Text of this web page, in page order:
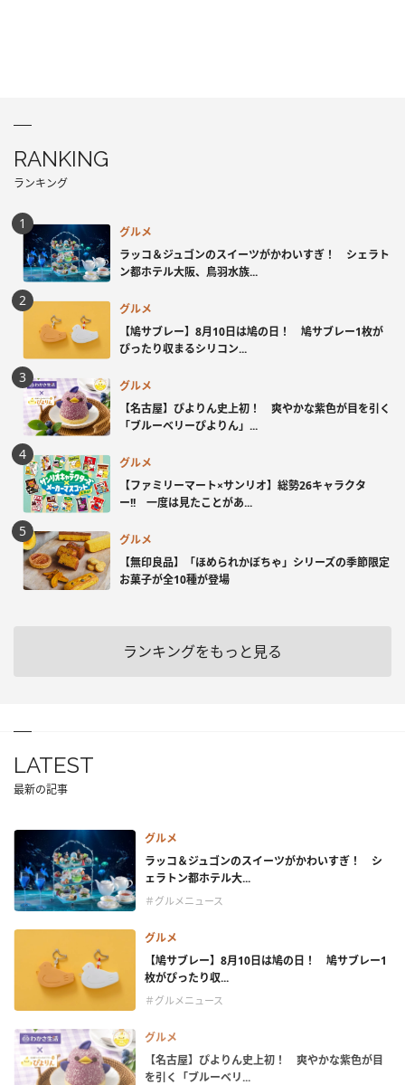
RANKING
ランキング
グルメ
ラッコ＆ジュゴンのスイーツがかわいすぎ！ シェラト
ン都ホテル大阪、鳥羽水族...
グルメ
【鳩サブレー】8月10日は鳩の日！ 鳩サブレー1枚が
ぴったり収まるシリコン...
グルメ
【名古屋】ぴよりん史上初！ 爽やかな紫色が目を引く
「ブルーベリーぴよりん」...
グルメ
【ファミリーマート×サンリオ】総勢26キャラクタ
ー!! 一度は見たことがあ...
グルメ
【無印良品】「ほめられかぼちゃ」シリーズの季節限定
お菓子が全10種が登場
ランキングをもっと見る
LATEST
最新の記事
グルメ
ラッコ＆ジュゴンのスイーツがかわいすぎ！ シ
ェラトン都ホテル大...
＃グルメニュース
グルメ
【鳩サブレー】8月10日は鳩の日！ 鳩サブレー1
枚がぴったり収...
＃グルメニュース
グルメ
【名古屋】ぴよりん史上初！ 爽やかな紫色が目
を引く「ブルーベリ...